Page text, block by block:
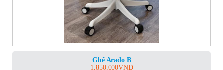
Ghế Arado B
1,850,000VNĐ